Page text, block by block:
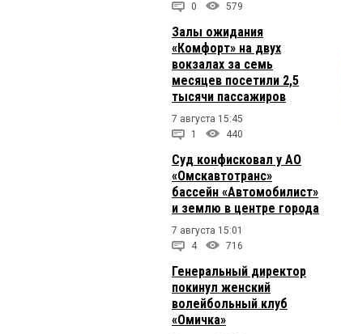
0
579
Залы ожидания
«Комфорт» на двух
вокзалах за семь
месяцев посетили 2,5
тысячи пассажиров
7 августа 15:45
1
440
Суд конфисковал у АО
«Омскавтотранс»
бассейн «Автомобилист»
и землю в центре города
7 августа 15:01
4
716
Генеральный директор
покинул женский
волейбольный клуб
«Омичка»